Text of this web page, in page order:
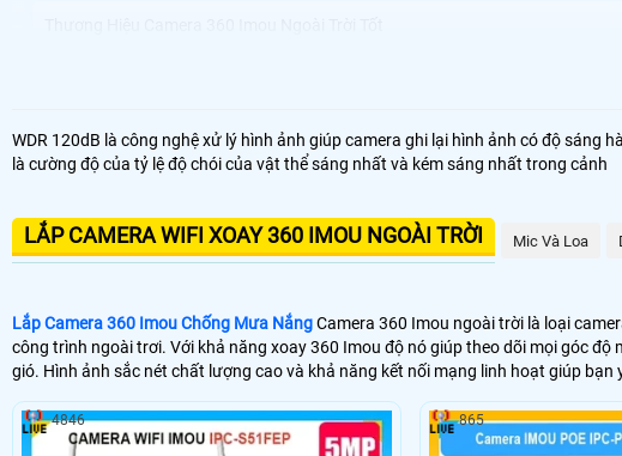
Camera 360 Imou Ngoài trời kết nối không dây và có dây sự lựa chọn hoàn hảo
Với khả năng xoay 360 Imou độ dễ dàng trên điện thoại bạn có thể dễ dàng kiểm
rõ nét và chất lượng video HD.
WDR 120dB là công nghệ xử lý hình ảnh giúp camera ghi lại hình ảnh có độ
là cường độ của tỷ lệ độ chói của vật thể sáng nhất và kém sáng nhất trong cảnh
LẮP CAMERA WIFI XOAY 360 IMOU NGOÀI TRỜI Mic Và Loa
Lắp Camera 360 Imou Chống Mưa NắngCamera 360 Imou ngoài trời là loại
công trình ngoài trơi. Với khả năng xoay 360 Imou độ nó giúp theo dõi mọi góc
gió. Hình ảnh sắc nét chất lượng cao và khả năng kết nối mạng linh hoạt giúp
4846 865